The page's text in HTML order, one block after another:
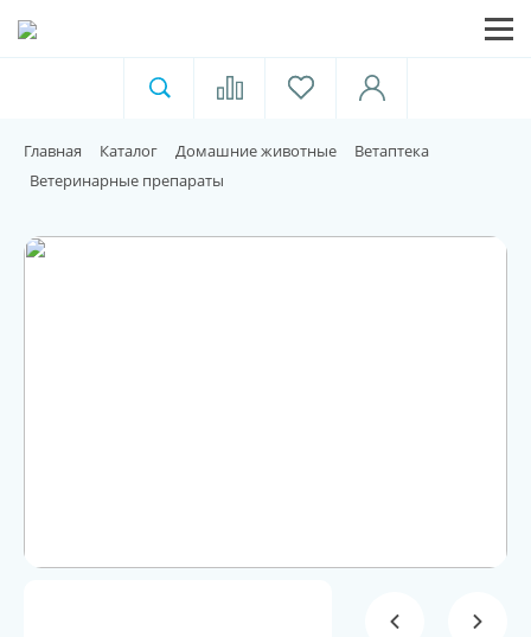
Для пищевой индустрии
Домашние животные
Главная Каталог Домашние животные
Ветаптека
Ветеринарные препараты